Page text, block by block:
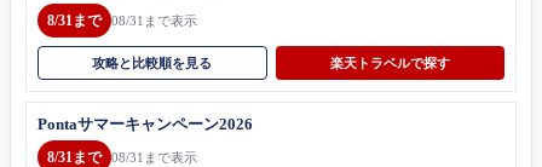
8/31まで 08/31まで表示
攻略と比較順を見る 楽天トラベルで探す
Pontaサマーキャンペーン2026
8/31まで 08/31まで表示